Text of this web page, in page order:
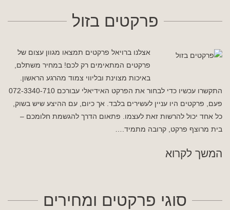
פרקטים בזול
אצלנו ברויאל פרקטים תמצאו מגוון עצום של
פרקטים המתאימים רק לכם! במחיר משתלם,
באיכות מצוינת ובליווי צמוד מהרגע הראשון.
התקשרו עכשיו כדי לבחור את הפרקט האידיאלי עבורכם 072-3340-710
פעם, פרקטים היו עניין לעשירים בלבד. אך כיום, עם ההיצע שיש בשוק,
כל אחד יכול להרשות זאת לעצמו. פתאום הדרך להגשמת חלומכם –
בית מרוצף פרקט, קרובה מתמיד.…
המשך לקרוא
סוגי פרקטים ומחירים